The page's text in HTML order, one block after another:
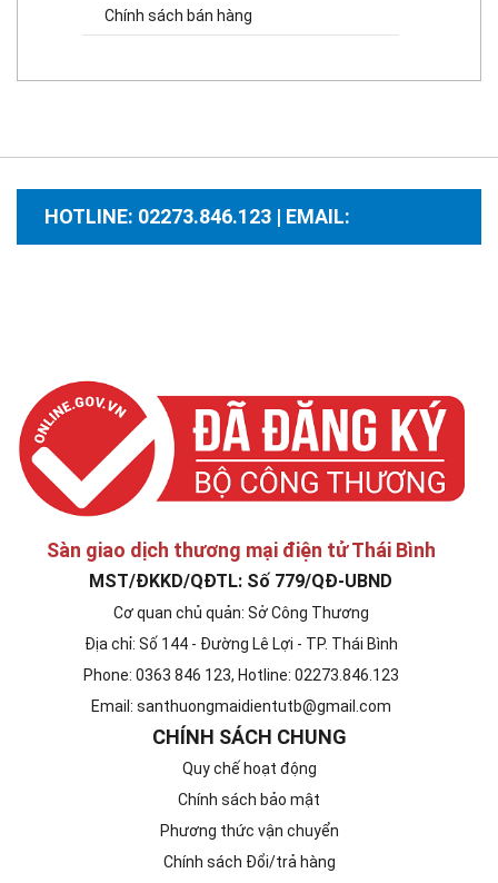
Chính sách bán hàng
HOTLINE: 02273.846.123 | EMAIL:
Sàn giao dịch thương mại điện tử Thái Bình
MST/ĐKKD/QĐTL: Số 779/QĐ-UBND
Cơ quan chủ quản: Sở Công Thương
Địa chỉ: Số 144 - Đường Lê Lợi - TP. Thái Bình
Phone: 0363 846 123, Hotline: 02273.846.123
Email: santhuongmaidientutb@gmail.com
CHÍNH SÁCH CHUNG
Quy chế hoạt động
Chính sách bảo mật
Phương thức vận chuyển
Chính sách Đổi/trả hàng